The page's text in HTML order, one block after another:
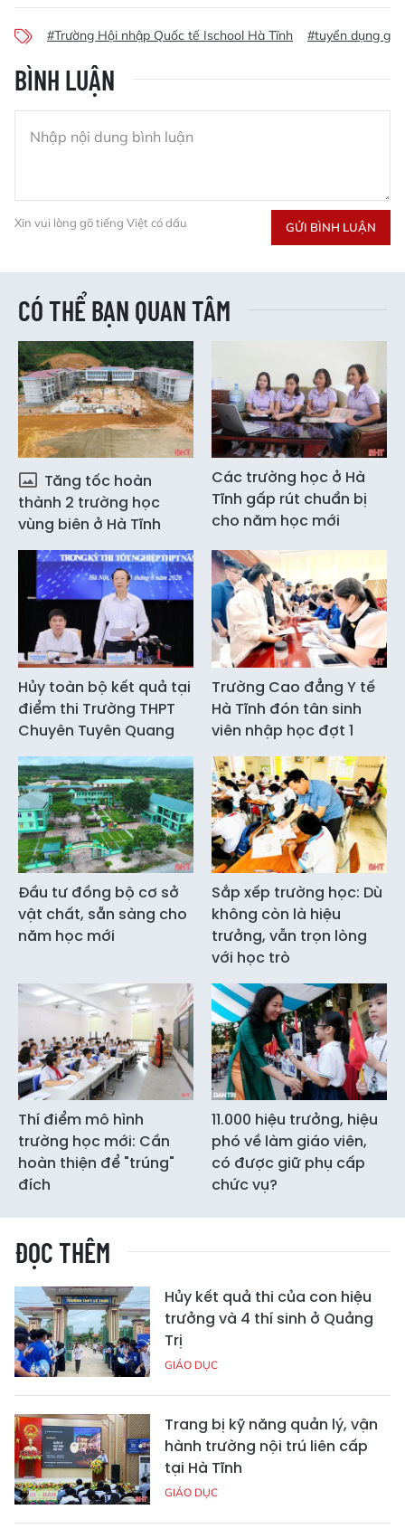
#Trường Hội nhập Quốc tế Ischool Hà Tĩnh #tuyển dụng
BÌNH LUẬN
Xin vui lòng gõ tiếng Việt có dấu GỬI BÌNH LUẬN
CÓ THỂ BẠN QUAN TÂM
Tăng tốc hoàn
thành 2 trường học
vùng biên ở Hà Tĩnh
Các trường học ở Hà
Tĩnh gấp rút chuẩn bị
cho năm học mới
Hủy toàn bộ kết quả tại
điểm thi Trường THPT
Chuyên Tuyên Quang
Trường Cao đẳng Y tế
Hà Tĩnh đón tân sinh
viên nhập học đợt 1
Đầu tư đồng bộ cơ sở
vật chất, sẵn sàng cho
năm học mới
Sắp xếp trường học: Dù
không còn là hiệu
trưởng, vẫn trọn lòng
với học trò
Thí điểm mô hình
trường học mới: Cần
hoàn thiện để "trúng"
đích
11.000 hiệu trưởng, hiệu
phó về làm giáo viên,
có được giữ phụ cấp
chức vụ?
ĐỌC THÊM
Hủy kết quả thi của con hiệu
trưởng và 4 thí sinh ở Quảng
Trị
GIÁO DỤC
Trang bị kỹ năng quản lý, vận
hành trường nội trú liên cấp
tại Hà Tĩnh
GIÁO DỤC